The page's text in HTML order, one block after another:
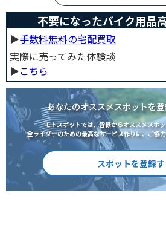
不要になったバイク用品
▶︎手数料無料の宅配買取
実際に売ってみた体験談
▶︎こちら
あなたのオススメスポットを
モトスポットでは、皆様からオススメスポ
全ライダーのための最高なサービス作りに、ご協
スポットを登録